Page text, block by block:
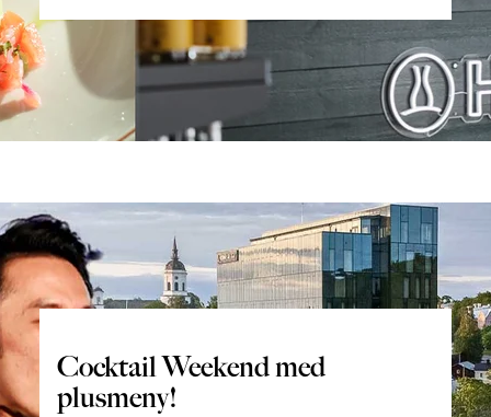
Cocktail Weekend med
plusmeny!